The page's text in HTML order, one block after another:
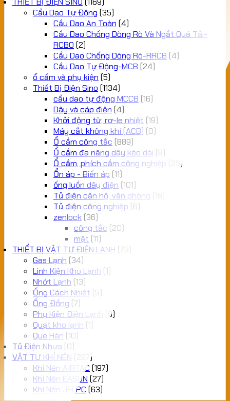
Cầu Dao Tự Động (35)
Cầu Dao An Toàn (4)
Cầu Dao Chống Dòng Rò Và Ngắt Quá Tải-
RCBO (2)
Cầu Dao Chống Dòng Rò-RRCB (4)
Cầu Dao Tự Động-MCB (24)
ổ cấm và phụ kiện (5)
Thiết Bị Điện Sino (1134)
cầu dao tự động MCCB (16)
Dây và cáp điện (4)
Khởi động từ, rơ-le nhiệt (19)
Máy cắt không khí (ACB) (0)
Ổ cắm công tắc (889)
Ổ cắm đa năng dây kéo dài (9)
Ổ cắm, phích cắm công nghiệp
(25)
Ổn áp - Biến áp (11)
ống luồn dây điện (101)
Tủ điện căn hộ, văn phòng
Tủ điện công nghiệp (6)
zenlock (36)
công tắc (20)
mặt (11)
THIẾT BỊ VẬT TƯ ĐIỆN LẠNH (79)
Gas Lạnh (34)
Linh Kiện Kho Lạnh (1)
Nhớt Lạnh (13)
Ống Cách Nhiệt (5)
Ống Đồng (7)
Phụ Kiện Điện Lạnh
(8)
Quạt kho lạnh (1)
Que Hàn (10)
Tủ Điện Nhựa (0)
VẬT TƯ KHÍ NÉN (287)
Khí Nén AIRTAC (197)
Khí Nén EASUN (27)
Khí Nén JELPC (63)